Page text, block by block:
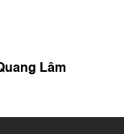
Lâm